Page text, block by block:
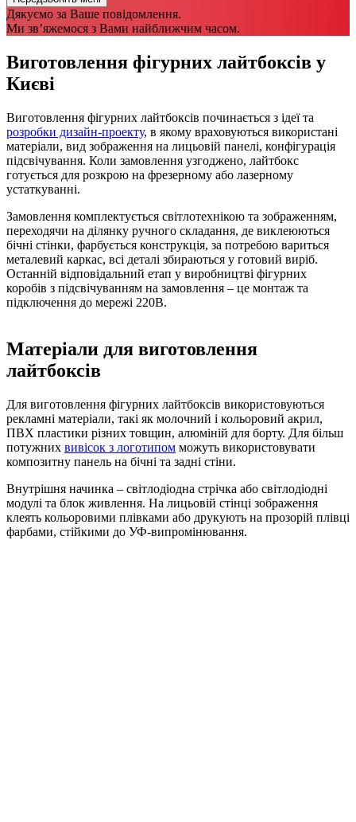
Дякуємо за Ваше повідомлення.
Ми зв’яжемося з Вами найближчим часом.
Виготовлення фігурних лайтбоксів у
Києві
Виготовлення фігурних лайтбоксів починається з ідеї та
розробки дизайн-проекту, в якому враховуються використані
матеріали, вид зображення на лицьовій панелі, конфігурація
підсвічування. Коли замовлення узгоджено, лайтбокс
готується для розкрою на фрезерному або лазерному
устаткуванні.
Замовлення комплектується світлотехнікою та зображенням,
переходячи на ділянку ручного складання, де виклеюються
бічні стінки, фарбується конструкція, за потребою вариться
металевий каркас, всі деталі збираються у готовий виріб.
Останній відповідальний етап у виробництві фігурних
коробів з підсвічуванням на замовлення – це монтаж та
підключення до мережі 220В.
Матеріали для виготовлення
лайтбоксів
Для виготовлення фігурних лайтбоксів використовуються
рекламні матеріали, такі як молочний і кольоровий акрил,
ПВХ пластики різних товщин, алюміній для борту. Для більш
потужних вивісок з логотипом можуть використовувати
композитну панель на бічні та задні стіни.
Внутрішня начинка – світлодіодна стрічка або світлодіодні
модулі та блок живлення. На лицьовій стінці зображення
клеять кольоровими плівками або друкують на прозорій плівці
фарбами, стійкими до УФ-випромінювання.